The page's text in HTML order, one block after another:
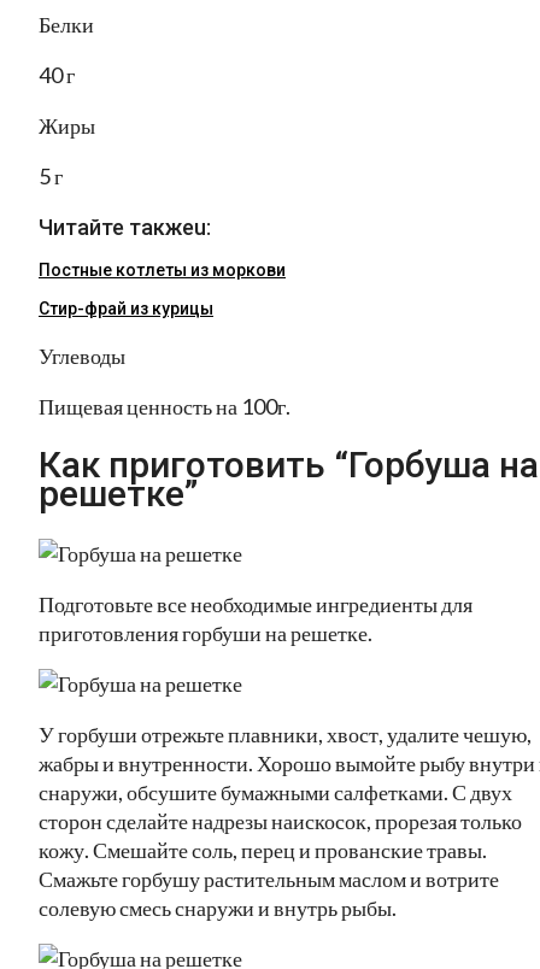
Белки
40 г
Жиры
5 г
Читайте такжеu:
Постные котлеты из моркови
Стир-фрай из курицы
Углеводы
Пищевая ценность на 100г.
Как приготовить “Горбуша на
решетке”
Подготовьте все необходимые ингредиенты для
приготовления горбуши на решетке.
У горбуши отрежьте плавники, хвост, удалите чешую,
жабры и внутренности. Хорошо вымойте рыбу внутри
снаружи, обсушите бумажными салфетками. С двух
сторон сделайте надрезы наискосок, прорезая только
кожу. Смешайте соль, перец и прованские травы.
Смажьте горбушу растительным маслом и вотрите
солевую смесь снаружи и внутрь рыбы.